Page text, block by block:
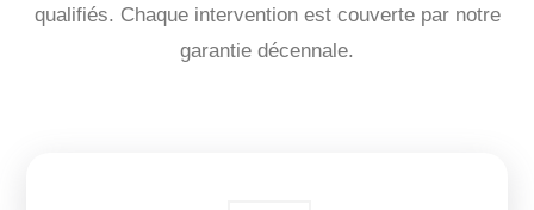
qualifiés. Chaque intervention est couverte par notre
garantie décennale.